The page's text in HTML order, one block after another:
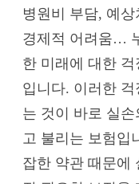
병원비 부담, 예
경제적 어려움…
한 미래에 대한
입니다. 이러한
는 것이 바로 실손
고 불리는 보험입
잡한 약관 때문에